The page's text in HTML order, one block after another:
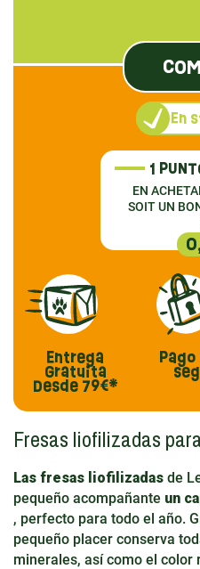
1
EN
SOIT UN
En
Entrega
Gratuita
Desde 79€*
Pago
Fresas liofilizadas
Las fresas liofilizadas de
pequeño acompañante un
, perfecto para todo el año.
pequeño placer conserva
minerales, así como el